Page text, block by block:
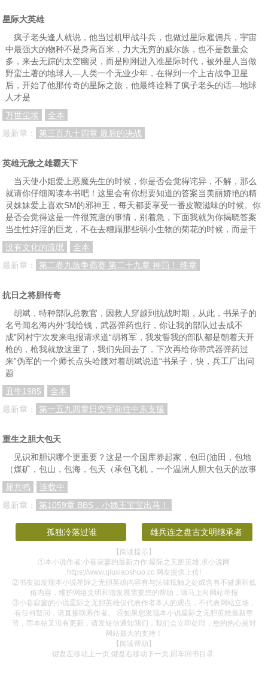
018.漏网之鱼（三）
021.漏网之鱼（六） 022.漏网之鱼（七） 023.漏网之鱼（八）
024.漏网之鱼（九） 025.漏网之鱼（十） 026.集市
027.集市随机任务（一） 028.集市随机任务（一） 029.集市随机任务（三）
030.集市随机任务（四）
039.参加机甲大赛（二）
042参加机甲大赛（五） 043.参加机甲大赛（六） 044.参加机甲大赛（七）
045.参加机甲大赛（八） 046.参加机甲大赛（九） 047.参加机甲大赛（十）
048.参加机甲大赛（十一） 049.参加机甲大赛（十二） 050.参加机甲大赛（十三）
051.参加机甲大赛（十四）
004.新型虫族（三）
007.黄石洞——美人蛇 008.黄石洞——侏儒帐房 009.黄石洞——祖母
010.黄石洞——妇人 011.黄石洞——黄四爷 012.一班
013.记忆金属 014.能源问题 015.出路
019.救援部队——办法 020.救援部队——小插曲
自救——谋划 自救——大战前期 自救——大战前期2
自救——多尔之死
认可，没那么简单——计策 认可，没那么简单——抉择
认可，没那么简单——谈条件 认可，没那么简单——阴谋？
什么鬼？！！！
荒星探测 庞大母虫（上） 庞大母虫（下）
来自上一世的礼物 Pioneer 商议
关于能源武器的问题 空间里有 所谓的，胆结石
集市的半机械店长
星际大英雄
疯子老头逢人就说，他当过机甲战斗兵，也做过星际雇佣兵，宇宙
中最强大的物种不是身高百米，力大无穷的威尔族，也不是数量众
多，来去无踪的太空幽灵，而是刚刚进入准星际时代，被外星人当做
野蛮土著的地球人—人类一个无业少年，在得到一个上古战争卫星
后，开始了他那传奇的星际之旅，他最终诠释了疯子老头的话—地球
人才是
万世尘埃
全本
最新章：
第三百九十四章 最后的决战
英雄无敌之雄霸天下
当天使小姐爱上恶魔先生的时候，你是否会觉得诧异，不解，那么
就请你仔细阅读本书吧！这里会有你想要知道的答案当美丽娇艳的精
灵妹妹爱上喜欢SM的邪神王，每天都要享受一番皮鞭滋味的时候。你
是否会觉得这是一件很荒唐的事情，别着急，下面我就为你揭晓答案
当生性好淫的巨龙，不在去糟蹋那些弱小生物的菊花的时候，而是干
没有文化的流氓
全本
最新章：
第二卷九族争霸赛 第二十九章 神罚！ 终章
抗日之将胆传奇
胡斌，特种部队总教官，因救人穿越到抗战时期，从此，书呆子的
名号闻名海内外“我给钱，武器弹药也行，你让我的部队过去成不
成”冈村宁次发来电报请求道“胡将军，我发誓我的部队都是朝着天开
枪的，枪我就放这里了，我们先回去了，下次再给你带武器弹药过
来”伪军的一个师长点头哈腰对着胡斌说道“书呆子，快，兵工厂出问
题
丑牛1985
全本
最新章：
第一五九四章日空军前往中东支援
重生之胆大包天
见识和胆识哪个更重要？这是一个国库券起家，包田(油田，包地
（煤矿，包山，包海，包天（承包飞机，一个温洲人胆大包天的故事
犀共鸣
连载中
最新章：
第1059章 BBS，小姨王宝宝出马！
孤独冷落过谁 雄兵连之盘古文明继承者
【阅读提示】
①本小说作者:小巷寂寥的最新力作:星际之无胆英雄,求小说网
https://www.qiuxiaoshuo.cc 网友提供上传!
②书友如发现本小说星际之无胆英雄内容有与法律抵触之处或含有不健康和低
俗内容，维护网络文明和谐发展需要您的帮助，请马上向网站举报
③小巷寂寥的小说星际之无胆英雄仅代表作者本人的观点，不代表网站立场，
有任何疑问，请直接联系作者。 ④如果您发现本小说星际之无胆英雄最新章
节，而本站又没有更新，请发短信通知我们，我们会立即处理，您的热心是对
网站最大的支持！
【阅读帮助】
键盘左移动上一页,键盘右移动下一页,回车回书目录.